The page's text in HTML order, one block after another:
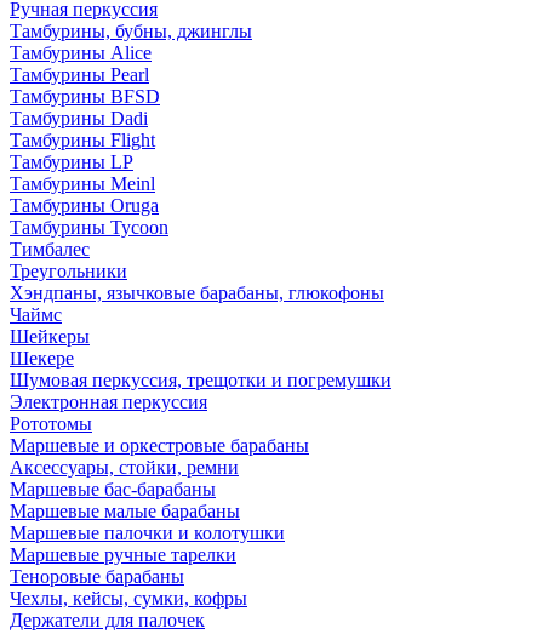
Ручная перкуссия
Тамбурины, бубны, джинглы
Тамбурины Alice
Тамбурины Pearl
Тамбурины BFSD
Тамбурины Dadi
Тамбурины Flight
Тамбурины LP
Тамбурины Meinl
Тамбурины Oruga
Тамбурины Tycoon
Тимбалес
Треугольники
Хэндпаны, язычковые барабаны, глюкофоны
Чаймс
Шейкеры
Шекере
Шумовая перкуссия, трещотки и погремушки
Электронная перкуссия
Рототомы
Маршевые и оркестровые барабаны
Аксессуары, стойки, ремни
Маршевые бас-барабаны
Маршевые малые барабаны
Маршевые палочки и колотушки
Маршевые ручные тарелки
Теноровые барабаны
Чехлы, кейсы, сумки, кофры
Держатели для палочек